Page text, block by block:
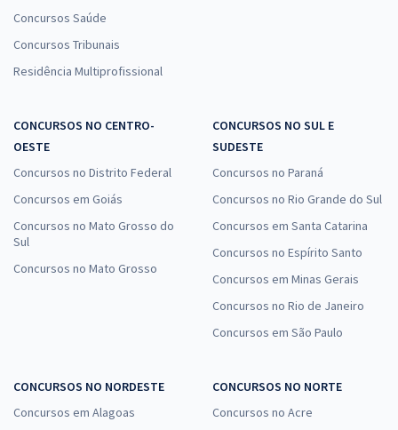
Concursos Saúde
Concursos Tribunais
Residência Multiprofissional
CONCURSOS NO CENTRO-
OESTE
Concursos no Distrito Federal
Concursos em Goiás
Concursos no Mato Grosso do
Sul
Concursos no Mato Grosso
CONCURSOS NO SUL E
SUDESTE
Concursos no Paraná
Concursos no Rio Grande do Sul
Concursos em Santa Catarina
Concursos no Espírito Santo
Concursos em Minas Gerais
Concursos no Rio de Janeiro
Concursos em São Paulo
CONCURSOS NO NORDESTE
Concursos em Alagoas
CONCURSOS NO NORTE
Concursos no Acre